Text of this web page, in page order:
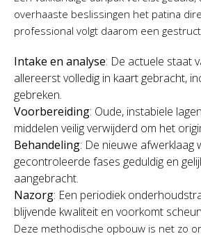
overhaaste beslissingen het patina
professional volgt daarom een
Intake en analyse: De actuele staat
allereerst volledig in kaart gebracht,
gebreken.
Voorbereiding: Oude, instabiele
middelen veilig verwijderd om het
Behandeling: De nieuwe afwerklaag
gecontroleerde fases geduldig en
aangebracht.
Nazorg: Een periodiek
blijvende kwaliteit en voorkomt
Deze methodische opbouw is net zo